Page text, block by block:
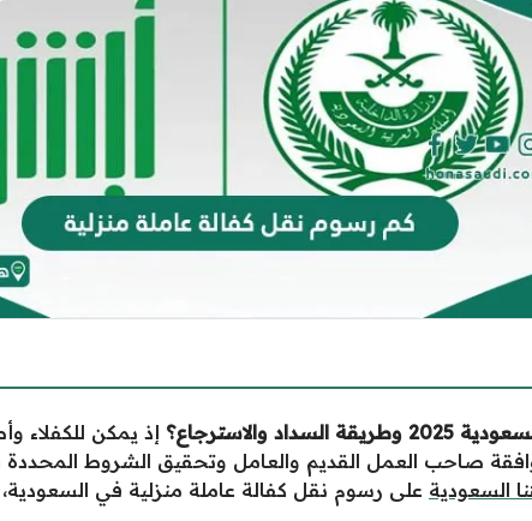
والاسترجاع ؟ إذ يمكن للكفلاء
صاحب العمل القديم والعامل وتحقيق الشروط المحددة
السعودية على رسوم نقل كفالة عاملة منزلية في